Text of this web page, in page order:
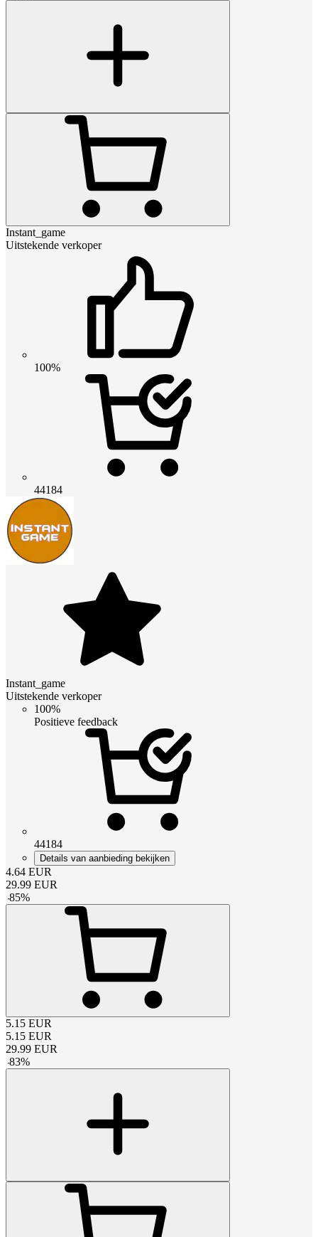
Instant_game
Uitstekende verkoper
100%
44184
Instant_game
Uitstekende verkoper
100%
Positieve feedback
44184
Details van aanbieding bekijken
4.64 EUR
29.99 EUR
-85%
5.15 EUR
5.15 EUR
29.99 EUR
-83%